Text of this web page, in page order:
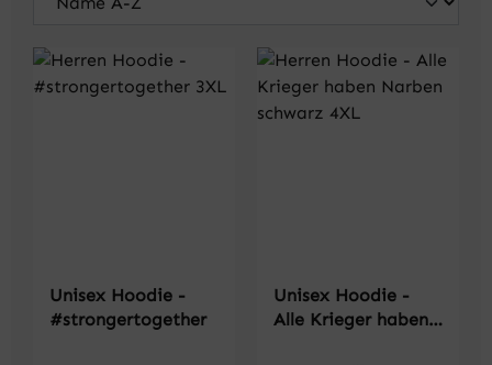
Unisex Hoodie -
#strongertogether
Unisex Hoodie -
Alle Krieger haben